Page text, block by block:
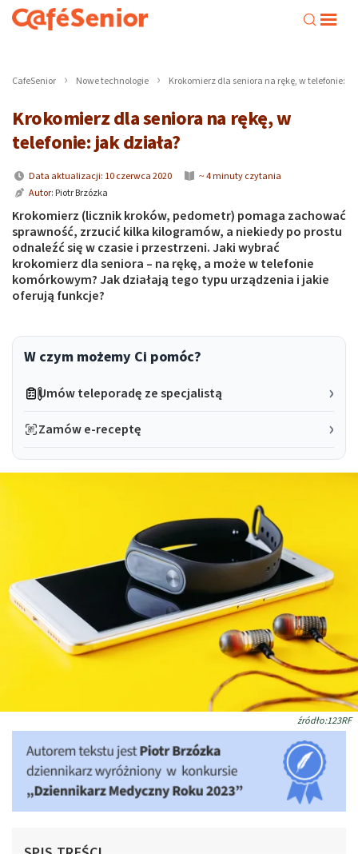
CafeSenior Nowe technologie Krokomierz dla seniora na rękę, w telefonie:
Krokomierz dla seniora na rękę, w
telefonie: jak działa?
Data aktualizacji: 10 czerwca 2020
~ 4 minuty czytania
Autor: Piotr Brzózka
Krokomierz (licznik kroków, pedometr) pomaga zachować
sprawność, zrzucić kilka kilogramów, a niekiedy po prostu
odnaleźć się w czasie i przestrzeni. Jaki wybrać
krokomierz dla seniora – na rękę, a może w telefonie
komórkowym? Jak działają tego typu urządzenia i jakie
oferują funkcje?
W czym możemy Ci pomóc?
Umów teleporadę ze specjalistą
Zamów e-receptę
źródło:123RF